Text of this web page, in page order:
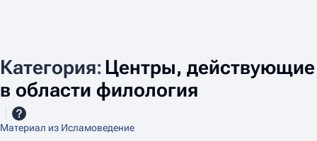
Категория: Центры, действующие
в области филология
Материал из Исламоведение